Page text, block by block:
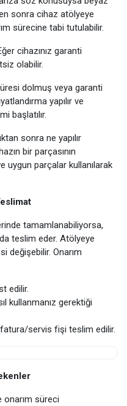
sonra cihaz atölyeye
sürecine tabi tutulabilir.
cihazınız garanti
olabilir.
dolmuş veya garanti
yapılır ve
başlatılır.
sonra ne yapılır
bir parçasının
uygun parçalar kullanılarak
tamamlanabiliyorsa,
teslim eder. Atölyeye
değişebilir. Onarım
edilir.
kullanmanız gerektiği
servis fişi teslim edilir.
onarım süreci